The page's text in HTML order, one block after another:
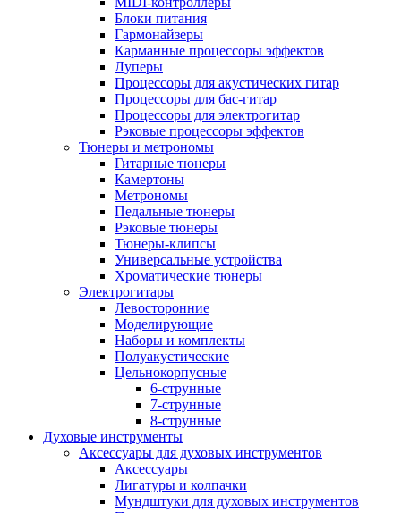
Блоки питания
Гармонайзеры
Карманные процессоры эффектов
Луперы
Процессоры для акустических гитар
Процессоры для бас-гитар
Процессоры для электрогитар
Рэковые процессоры эффектов
Тюнеры и метрономы
Гитарные тюнеры
Камертоны
Метрономы
Педальные тюнеры
Рэковые тюнеры
Тюнеры-клипсы
Универсальные устройства
Хроматические тюнеры
Электрогитары
Левосторонние
Моделирующие
Наборы и комплекты
Полуакустические
Цельнокорпусные
6-струнные
7-струнные
8-струнные
Духовые инструменты
Аксессуары для духовых инструментов
Аксессуары
Лигатуры и колпачки
Мундштуки для духовых инструментов